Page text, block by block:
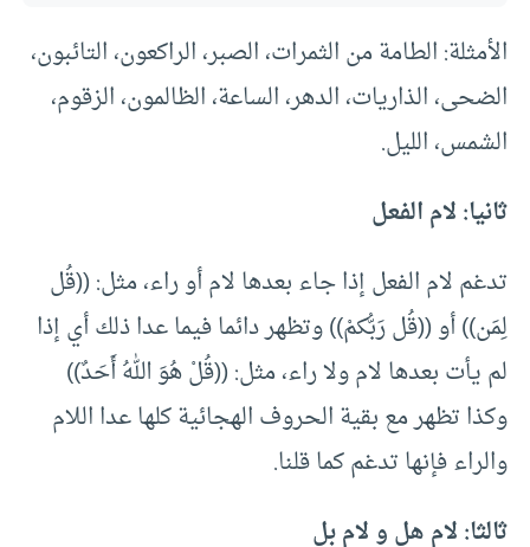
الأمثلة: الطامة من الثمرات، الصبر، الراكعون، التائبون،
الضحى، الذاريات، الدهر، الساعة، الظالمون، الزقوم،
الشمس، الليل.
ثانيا: لام الفعل
تدغم لام الفعل إذا جاء بعدها لام أو راء، مثل: ((قُل
لِمَن)) أو ((قُل رَبُّكمْ)) وتظهر دائما فيما عدا ذلك أي إذا
لم يأت بعدها لام ولا راء، مثل: ((قُلْ هُوَ اللهُ أَحَدٌ))
وكذا تظهر مع بقية الحروف الهجائية كلها عدا اللام
والراء فإنها تدغم كما قلنا.
ثالثا: لام هل و لام بل